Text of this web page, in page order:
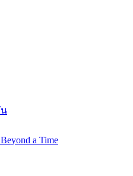
น
a Time